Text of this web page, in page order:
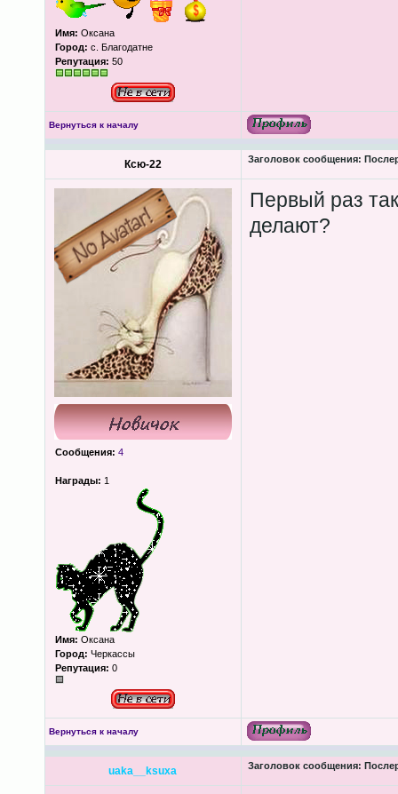
Имя: Оксана
Город: с. Благодатне
Репутация: 50
Вернуться к началу
Ксю-22 Заголовок сообщения:
Сообщения: 4
Награды: 1
Имя: Оксана
Город: Черкасcы
Репутация: 0
Первый раз
делают?
Вернуться к началу
uaka__ksuxa Заголовок сообщения: